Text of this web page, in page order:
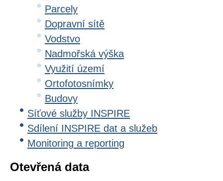
Parcely
Dopravní sítě
Vodstvo
Nadmořská výška
Využití území
Ortofotosnímky
Budovy
Síťové služby INSPIRE
Sdílení INSPIRE dat a služeb
Monitoring a reporting
Otevřená data